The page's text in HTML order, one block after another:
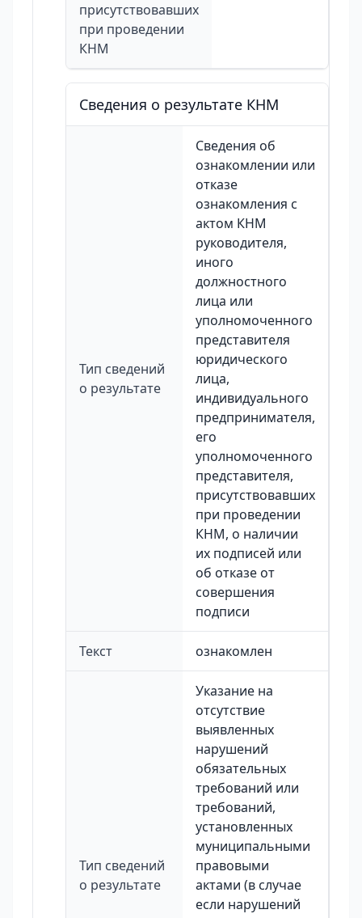
присутствовавших
при проведении
КНМ
Сведения о результате КНМ
Тип сведений
о результате
Сведения об
ознакомлении или
отказе
ознакомления с
актом КНМ
руководителя,
иного
должностного
лица или
уполномоченного
представителя
юридического
лица,
индивидуального
предпринимателя,
его
уполномоченного
представителя,
присутствовавших
при проведении
КНМ, о наличии
их подписей или
об отказе от
совершения
подписи
Текст ознакомлен
Тип сведений
о результате
Указание на
отсутствие
выявленных
нарушений
обязательных
требований или
требований,
установленных
муниципальными
правовыми
актами (в случае
если нарушений